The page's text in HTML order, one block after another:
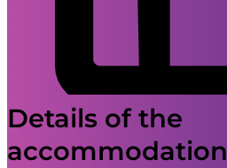
Details of the
accommodation